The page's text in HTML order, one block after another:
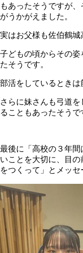
もあったそうですが
がうかがえました。
実はお父様も佐伯鶴城
子どもの頃からその
たそうです。
部活をしているときは
さらに妹さんも弓道
ることもあったそうで
最後に「高校の３年
いことを大切に、目
をつくって」とメッセ